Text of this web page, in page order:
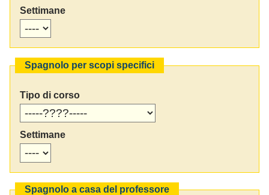
Settimane
Spagnolo per scopi specifici
Tipo di corso
Settimane
Spagnolo a casa del professore